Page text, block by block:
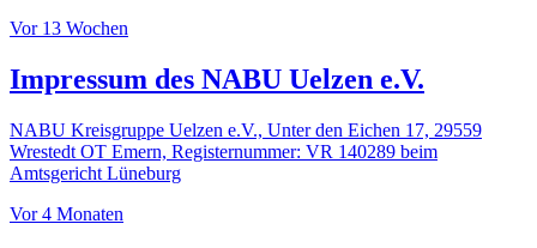
Vor 13 Wochen
Impressum des NABU Uelzen e.V.
NABU Kreisgruppe Uelzen e.V., Unter den Eichen 17, 29559
Wrestedt OT Emern, Registernummer: VR 140289 beim
Amtsgericht Lüneburg
Vor 4 Monaten